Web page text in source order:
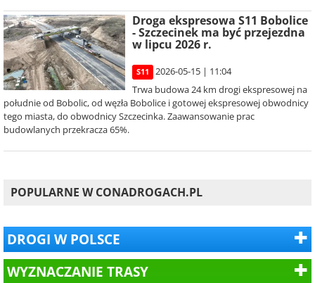
Droga ekspresowa S11 Bobolice
- Szczecinek ma być przejezdna
w lipcu 2026 r.
S11
2026-05-15 | 11:04
Trwa budowa 24 km drogi ekspresowej na
południe od Bobolic, od węzła Bobolice i gotowej ekspresowej obwodnicy
tego miasta, do obwodnicy Szczecinka. Zaawansowanie prac
budowlanych przekracza 65%.
POPULARNE W CONADROGACH.PL
DROGI W POLSCE
WYZNACZANIE TRASY